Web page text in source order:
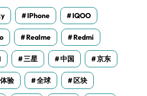
IPhone IQOO
Realme Redmi
三星 中国 京东
体验 全球 区块